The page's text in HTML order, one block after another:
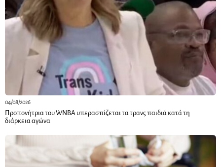
04/08/2026
Προπονήτρια του WNBA υπερασπίζεται τα τρανς παιδιά κατά τη
διάρκεια αγώνα